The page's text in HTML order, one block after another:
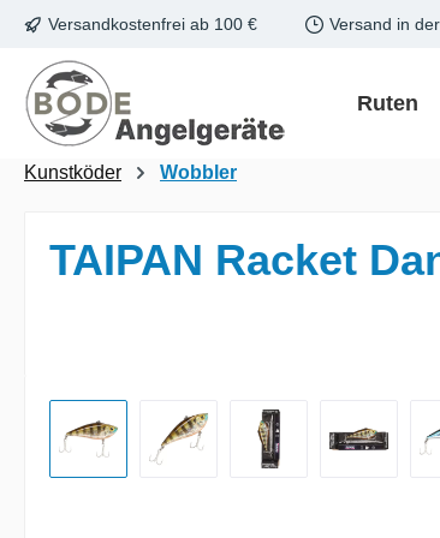
Hauptinhalt springen
Zur Suche springen
Zur Hauptnavigation springen
Versandkostenfrei ab 100 € Versand in
Ruten
Kunstköder Wobbler
TAIPAN Racket
Bildergalerie überspringen